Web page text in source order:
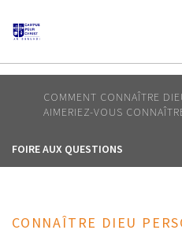
AFRICA
AMERICA / CARIBBEAN
OCEANIA
COMMENT CONNAÎTRE
AIMERIEZ-VOUS
FOIRE AUX QUESTIONS
CONNAÎTRE DIEU